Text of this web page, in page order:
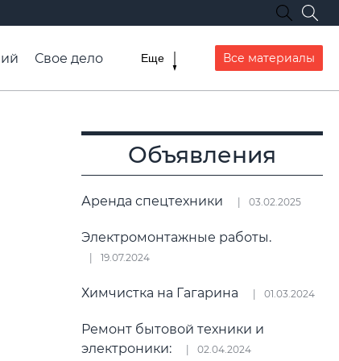
Свое дело
Еще Все материалы
Объявления
Аренда спецтехники 03.02.2025
Электромонтажные работы.
19.07.2024
Химчистка на Гагарина 01.03.2024
Ремонт бытовой техники и
электроники:
02.04.2024